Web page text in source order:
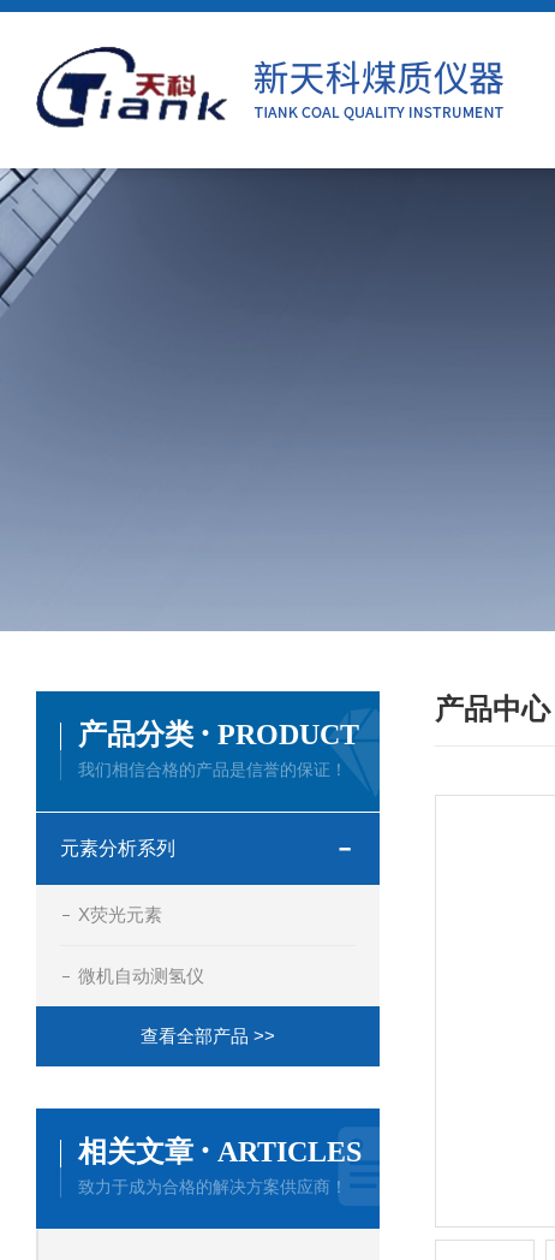
产品中心
产品分类 · PRODUCT
我们相信合格的产品是信誉的保证！
元素分析系列
X荧光元素
微机自动测氢仪
查看全部产品 >>
相关文章 · ARTICLES
致力于成为合格的解决方案供应商！